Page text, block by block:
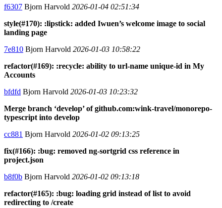
f6307 Bjorn Harvold 2026-01-04 02:51:34
style(#170): :lipstick: added Iwuen’s welcome image to social
landing page
7e810 Bjorn Harvold 2026-01-03 10:58:22
refactor(#169): :recycle: ability to url-name unique-id in My
Accounts
bfdfd Bjorn Harvold 2026-01-03 10:23:32
Merge branch ‘develop’ of github.com:wink-travel/monorepo-
typescript into develop
cc881 Bjorn Harvold 2026-01-02 09:13:25
fix(#166): :bug: removed ng-sortgrid css reference in
project.json
b8f0b Bjorn Harvold 2026-01-02 09:13:18
refactor(#165): :bug: loading grid instead of list to avoid
redirecting to /create